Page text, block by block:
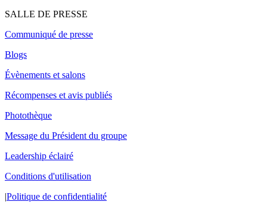
SALLE DE PRESSE
Communiqué de presse
Blogs
Évènements et salons
Récompenses et avis publiés
Photothèque
Message du Président du groupe
Leadership éclairé
Conditions d'utilisation
|Politique de confidentialité